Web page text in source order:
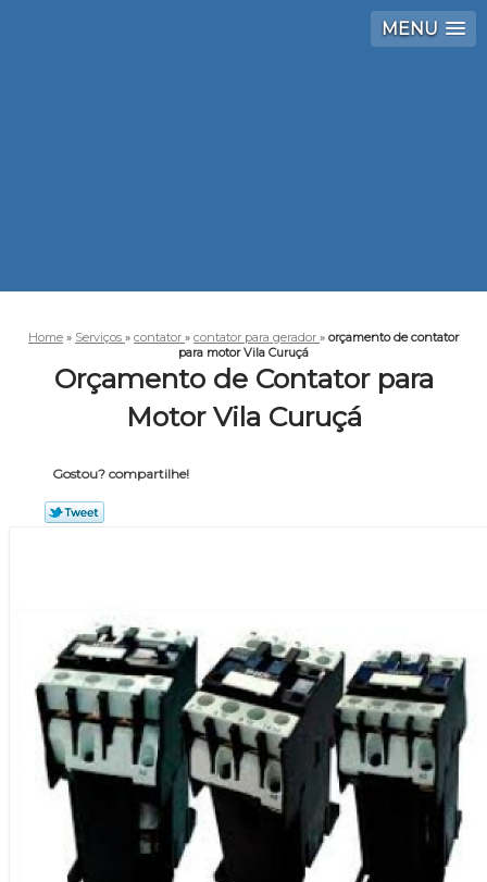
MENU
Home » Serviços » contator » contator para gerador » orçamento de contator
para motor Vila Curuçá
Orçamento de Contator para
Motor Vila Curuçá
Gostou? compartilhe!